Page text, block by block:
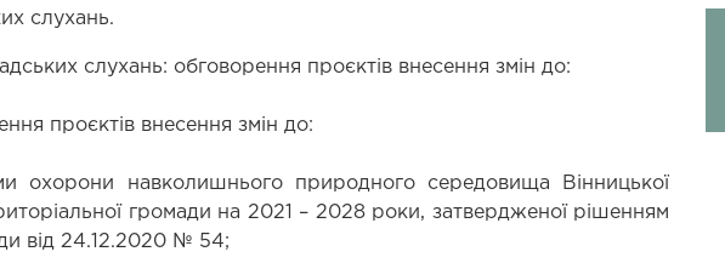
слухань.
слухань: обговорення проєктів внесення змін до:
проєктів внесення змін до:
охорони навколишнього природного середовища Вінницької
громади на 2021 – 2028 роки, затвердженої рішенням
від 24.12.2020 № 54;